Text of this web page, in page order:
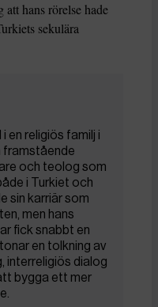
hans rörelse hade
sekulära
i en religiös familj i
framstående
och teolog som
i Turkiet och
sin karriär som
men hans
fick snabbt en
en tolkning av
interreligiös dialog
bygga ett mer